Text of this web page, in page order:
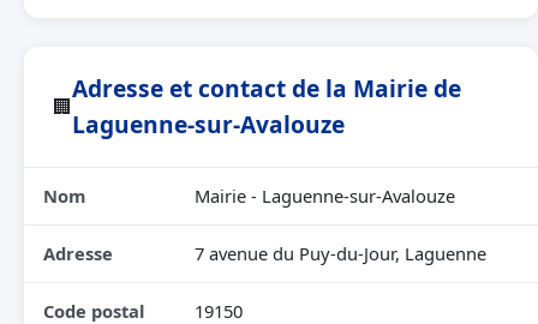
🏢
Adresse et contact de la Mairie de
Laguenne-sur-Avalouze
Nom Mairie - Laguenne-sur-Avalouze
Adresse 7 avenue du Puy-du-Jour, Laguenne
Code postal 19150